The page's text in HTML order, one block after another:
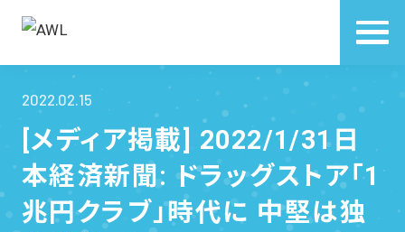
2022.02.15
[メディア掲載] 2022/1/31日
本経済新聞: ドラッグストア「1
兆円クラブ」時代に 中堅は独